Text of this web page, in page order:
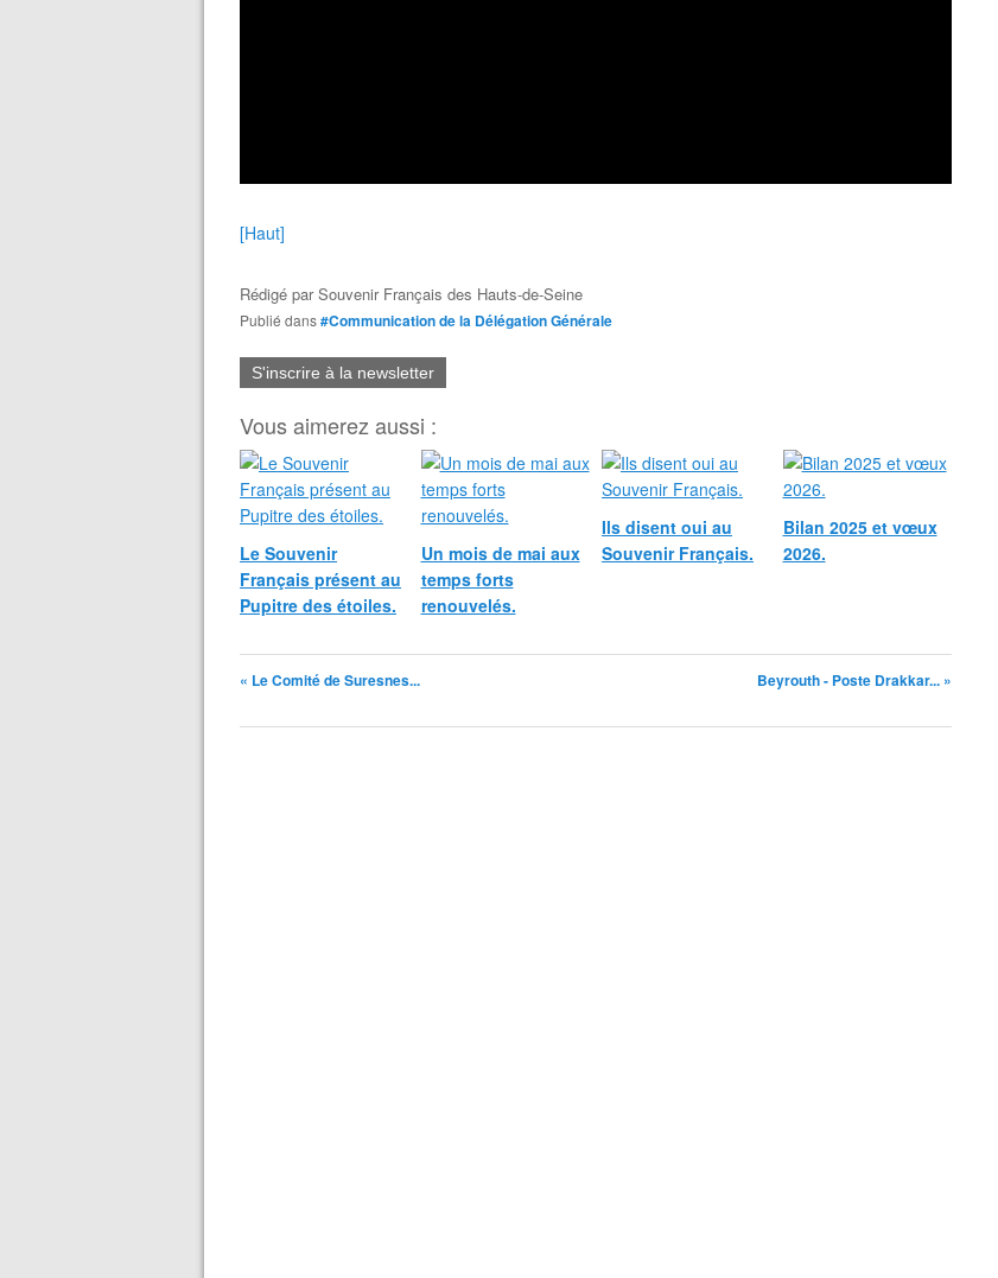
[Haut]
Rédigé parSouvenir Français des Hauts-de-Seine
Publié dans#Communication de la Délégation Générale
S'inscrire à la newsletter
Vous aimerez aussi :
Le Souvenir
Français présent au
Pupitre des étoiles.
Un mois de mai aux
temps forts
renouvelés.
Ils disent oui au
Souvenir Français.
Bilan 2025 et vœux
2026.
« Le Comité de Suresnes... Beyrouth - Poste Drakkar... »